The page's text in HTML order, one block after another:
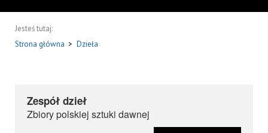
Jesteś tutaj:
Strona główna > Dzieła
Zespół dzieł
Zbiory polskiej sztuki dawnej